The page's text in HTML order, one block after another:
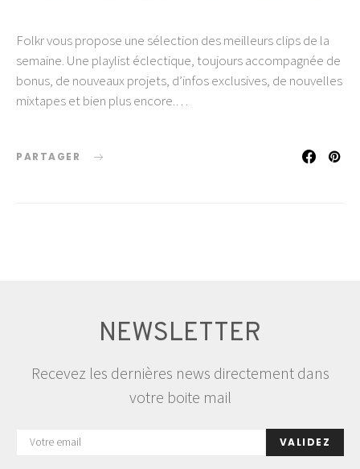
Folkr vous propose une sélection des meilleurs clips de la
semaine. Une playlist éclectique, toujours accompagnée de
bonus, de nouveaux projets, d’infos exclusives, de nouvelles
mixtapes et bien plus encore.…
PARTAGER
NEWSLETTER
Recevez les dernières news directement dans
votre boite mail
VALIDEZ